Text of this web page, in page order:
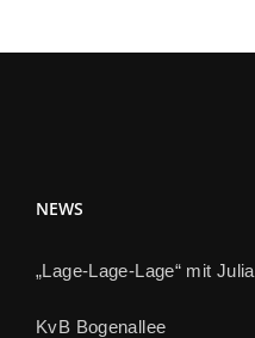
NEWS
„Lage-Lage-Lage“ mit Julia
KvB Bogenallee